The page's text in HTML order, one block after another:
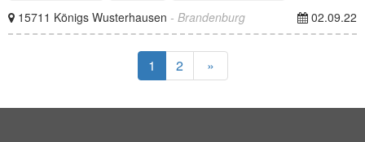
15711 Königs Wusterhausen - Brandenburg 02.09.22
1 2 »